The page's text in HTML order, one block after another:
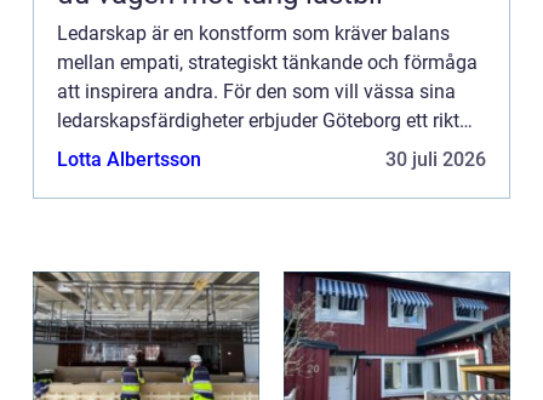
Ledarskap är en konstform som kräver balans
mellan empati, strategiskt tänkande och förmåga
att inspirera andra. För den som vill vässa sina
ledarskapsfärdigheter erbjuder Göteborg ett rikt
utbud av ledar...
Lotta Albertsson 30 juli 2026